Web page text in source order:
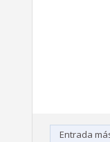
Entrada